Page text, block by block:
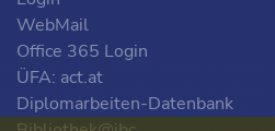
WebMail
Office 365 Login
ÜFA: act.at
Diplomarbeiten-Datenbank